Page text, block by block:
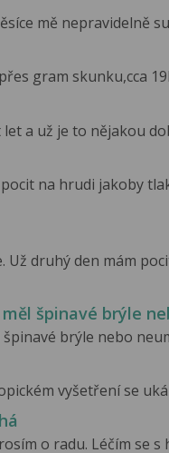
mě nepravidelně
gram skunku,cca
a už je to nějakou
na hrudi jakoby
Už druhý den mám
špinavé brýle
brýle nebo
vyšetření se
o radu. Léčím se